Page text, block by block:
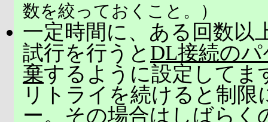
数を絞っておくこと。）
一定時間に、ある回数以
試行を行うと DL接続の
棄するように設定してま
リトライを続けると制限
ー。その場合はしばらく